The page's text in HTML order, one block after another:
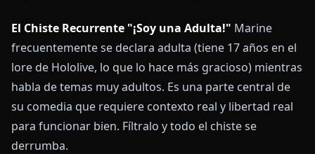
El Chiste Recurrente "¡Soy una Adulta!" Marine
frecuentemente se declara adulta (tiene 17 años en el
lore de Hololive, lo que lo hace más gracioso) mientras
habla de temas muy adultos. Es una parte central de
su comedia que requiere contexto real y libertad real
para funcionar bien. Fíltralo y todo el chiste se
derrumba.